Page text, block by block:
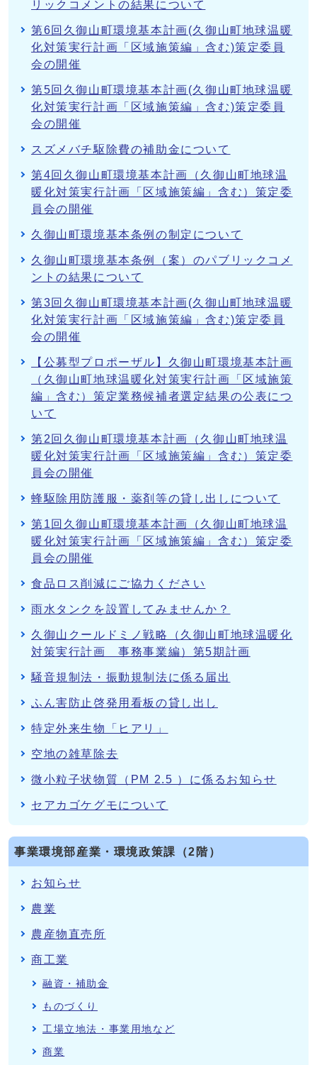
リックコメントの結果について
第6回久御山町環境基本計画(久御山町地球温暖
化対策実行計画「区域施策編」含む)策定委員
会の開催
第5回久御山町環境基本計画(久御山町地球温暖
化対策実行計画「区域施策編」含む)策定委員
会の開催
スズメバチ駆除費の補助金について
第4回久御山町環境基本計画（久御山町地球温
暖化対策実行計画「区域施策編」含む）策定委
員会の開催
久御山町環境基本条例の制定について
久御山町環境基本条例（案）のパブリックコメ
ントの結果について
第3回久御山町環境基本計画(久御山町地球温暖
化対策実行計画「区域施策編」含む)策定委員
会の開催
【公募型プロポーザル】久御山町環境基本計画
（久御山町地球温暖化対策実行計画「区域施策
編」含む）策定業務候補者選定結果の公表につ
いて
第2回久御山町環境基本計画（久御山町地球温
暖化対策実行計画「区域施策編」含む）策定委
員会の開催
蜂駆除用防護服・薬剤等の貸し出しについて
第1回久御山町環境基本計画（久御山町地球温
暖化対策実行計画「区域施策編」含む）策定委
員会の開催
食品ロス削減にご協力ください
雨水タンクを設置してみませんか？
久御山クールドミノ戦略（久御山町地球温暖化
対策実行計画 事務事業編）第5期計画
騒音規制法・振動規制法に係る届出
ふん害防止啓発用看板の貸し出し
特定外来生物「ヒアリ」
空地の雑草除去
微小粒子状物質（PM 2.5 ）に係るお知らせ
セアカゴケグモについて
事業環境部産業・環境政策課（2階）
お知らせ
農業
農産物直売所
商工業
融資・補助金
ものづくり
工場立地法・事業用地など
商業